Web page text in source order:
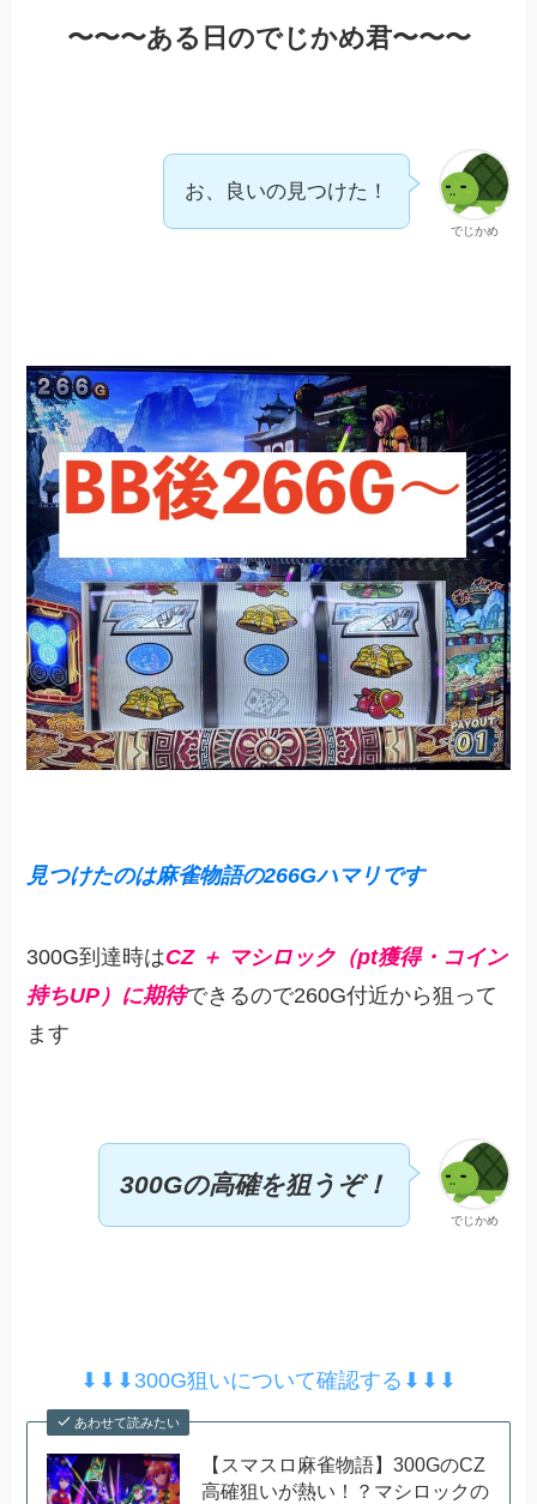
〜〜〜ある日のでじかめ君〜〜〜
でじかめ
お、良いの見つけた！
見つけたのは麻雀物語の266Gハマリです
300G到達時はCZ ＋ マシロック（pt獲得・コイン
持ちUP）に期待できるので260G付近から狙って
ます
でじかめ
300Gの高確を狙うぞ！
⬇︎⬇︎⬇︎300G狙いについて確認する⬇︎⬇︎⬇︎
あわせて読みたい
【スマスロ麻雀物語】300GのCZ
高確狙いが熱い！？マシロックの